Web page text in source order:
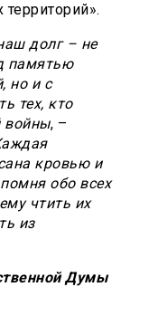
долг – не
памятью
но и с
тех, кто
войны, –
кровью и
обо всех
чтить их
из
Думы